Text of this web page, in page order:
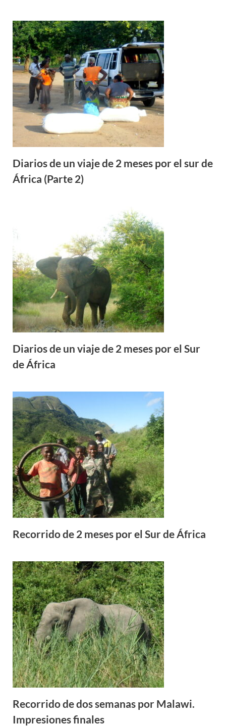
Diarios de un viaje de 2 meses por el sur de
África (Parte 2)
Diarios de un viaje de 2 meses por el Sur
de África
Recorrido de 2 meses por el Sur de África
Recorrido de dos semanas por Malawi.
Impresiones finales